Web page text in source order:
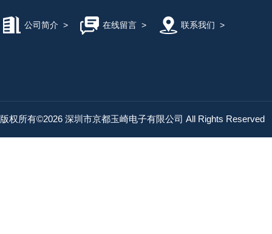
公司简介 > 在线留言> 联系我们 >
版权所有©2026 深圳市京都玉崎电子有限公司 All Rights Reserved